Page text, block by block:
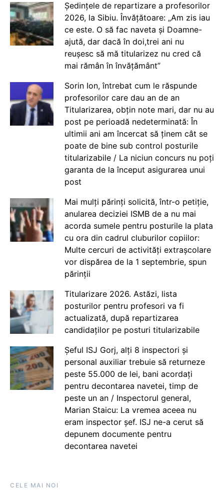
Ședințele de repartizare a profesorilor
2026, la Sibiu. Învățătoare: „Am zis iau
ce este. O să fac naveta și Doamne-
ajută, dar dacă în doi,trei ani nu
reușesc să mă titularizez nu cred că
mai rămân în învățământ”
Sorin Ion, întrebat cum le răspunde
profesorilor care dau an de an
Titularizarea, obțin note mari, dar nu au
post pe perioadă nedeterminată: În
ultimii ani am încercat să ținem cât se
poate de bine sub control posturile
titularizabile / La niciun concurs nu poți
garanta de la început asigurarea unui
post
Mai mulți părinți solicită, într-o petiție,
anularea deciziei ISMB de a nu mai
acorda sumele pentru posturile la plata
cu ora din cadrul cluburilor copiilor:
Multe cercuri de activități extrașcolare
vor dispărea de la 1 septembrie, spun
părinții
Titularizare 2026. Astăzi, lista
posturilor pentru profesori va fi
actualizată, după repartizarea
candidaților pe posturi titularizabile
Șeful ISJ Gorj, alți 8 inspectori și
personal auxiliar trebuie să returneze
peste 55.000 de lei, bani acordați
pentru decontarea navetei, timp de
peste un an / Inspectorul general,
Marian Staicu: La vremea aceea nu
eram inspector șef. ISJ ne-a cerut să
depunem documente pentru
decontarea navetei
CELE MAI NOI